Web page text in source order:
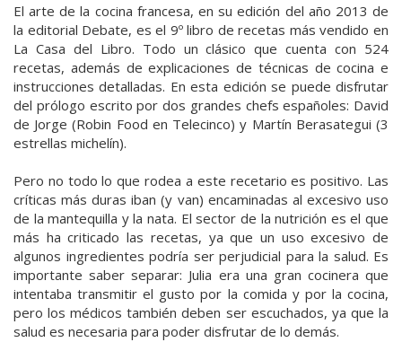
El arte de la cocina francesa, en su edición del año 2013 de
la editorial Debate, es el 9º libro de recetas más vendido en
La Casa del Libro. Todo un clásico que cuenta con 524
recetas, además de explicaciones de técnicas de cocina e
instrucciones detalladas. En esta edición se puede disfrutar
del prólogo escrito por dos grandes chefs españoles: David
de Jorge (Robin Food en Telecinco) y Martín Berasategui (3
estrellas michelín).
Pero no todo lo que rodea a este recetario es positivo. Las
críticas más duras iban (y van) encaminadas al excesivo uso
de la mantequilla y la nata. El sector de la nutrición es el que
más ha criticado las recetas, ya que un uso excesivo de
algunos ingredientes podría ser perjudicial para la salud. Es
importante saber separar: Julia era una gran cocinera que
intentaba transmitir el gusto por la comida y por la cocina,
pero los médicos también deben ser escuchados, ya que la
salud es necesaria para poder disfrutar de lo demás.